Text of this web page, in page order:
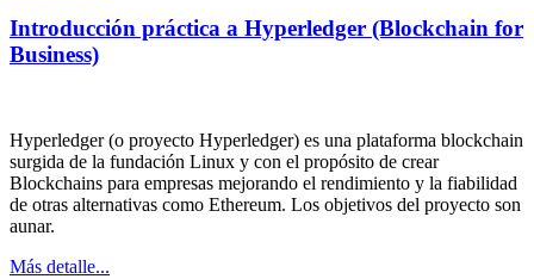
Introducción práctica a Hyperledger (Blockchain for
Business)
Hyperledger (o proyecto Hyperledger) es una plataforma blockchain
surgida de la fundación Linux y con el propósito de crear
Blockchains para empresas mejorando el rendimiento y la fiabilidad
de otras alternativas como Ethereum.​ Los objetivos del proyecto son
aunar.
Más detalle...